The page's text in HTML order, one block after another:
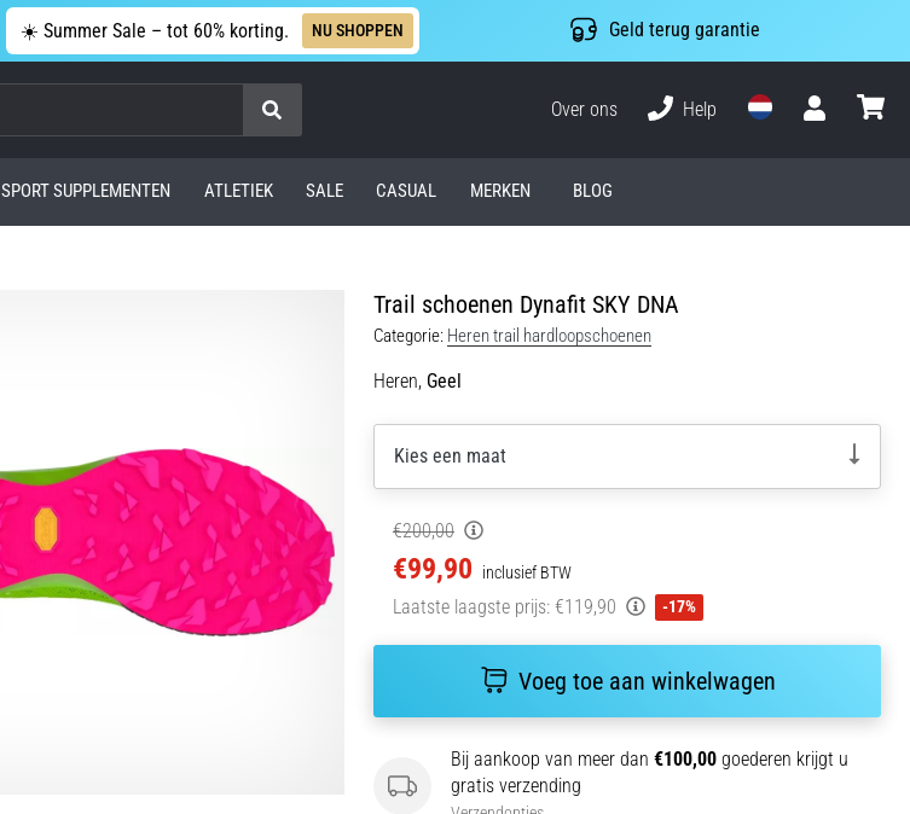
☀️ Summer Sale – tot 60% korting. NU SHOPPEN Geld terug garantie
Zoeken
Over ons
Help
SPORT SUPPLEMENTEN ATLETIEK SALE CASUAL MERKEN BLOG
Trail schoenen Dynafit SKY DNA
Categorie: Heren trail hardloopschoenen
Heren, Geel
Kies een maat
€200,00
€99,90 inclusief BTW
Laatste laagste prijs: €119,90 -17%
Voeg toe aan winkelwagen
Bij aankoop van meer dan €100,00 goederen krijgt u
gratis verzending